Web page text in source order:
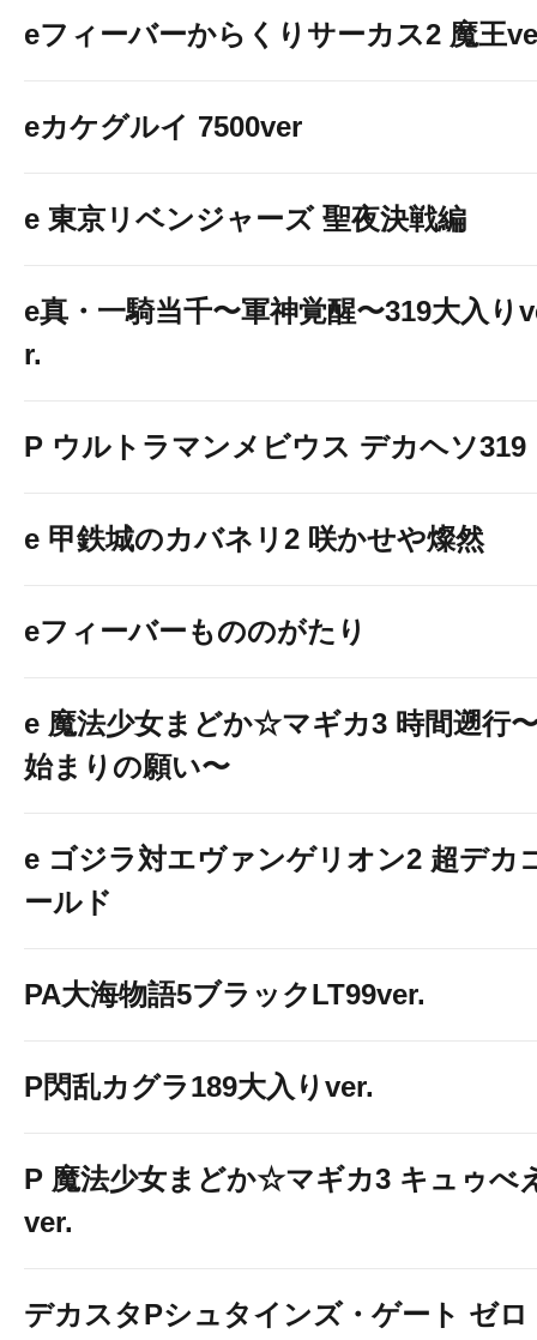
eフィーバーからくりサーカス2 魔王
eカケグルイ 7500ver
e 東京リベンジャーズ 聖夜決戦編
e真・一騎当千〜軍神覚醒〜319大入り
r.
P ウルトラマンメビウス デカヘソ319
e 甲鉄城のカバネリ2 咲かせや燦然
eフィーバーもののがたり
e 魔法少女まどか☆マギカ3 時間遡行
始まりの願い〜
e ゴジラ対エヴァンゲリオン2 超デカ
ールド
PA大海物語5ブラックLT99ver.
P閃乱カグラ189大入りver.
P 魔法少女まどか☆マギカ3 キュゥべ
ver.
デカスタPシュタインズ・ゲート ゼロ